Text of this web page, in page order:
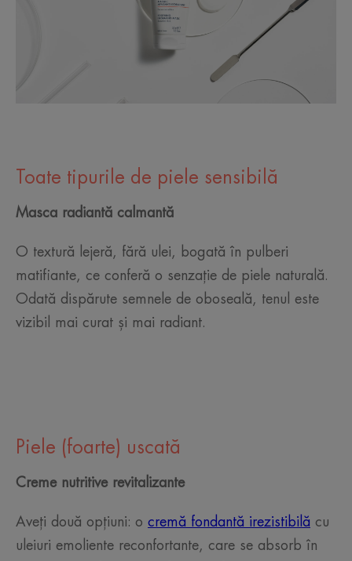
Toate tipurile de piele sensibilă
Masca radiantă calmantă
O textură lejeră, fără ulei, bogată în pulberi
matifiante, ce conferă o senzație de piele naturală.
Odată dispărute semnele de oboseală, tenul este
vizibil mai curat și mai radiant.
Piele (foarte) uscată
Creme nutritive revitalizante
Aveți două opțiuni: o cremă fondantă irezistibilă cu
uleiuri emoliente reconfortante, care se absorb în